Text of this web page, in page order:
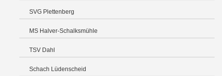
SVG Plettenberg
MS Halver-Schalksmühle
TSV Dahl
Schach Lüdenscheid